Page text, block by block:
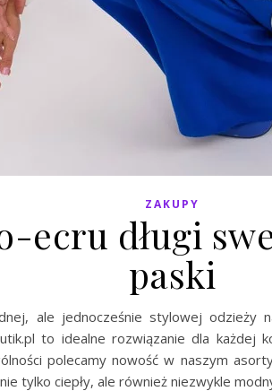
ZAKUPY
ecru długi
paski
ale jednocześnie stylowej odzieży
to idealne rozwiązanie dla każdej
polecamy nowość w naszym
tylko ciepły, ale również niezwykle